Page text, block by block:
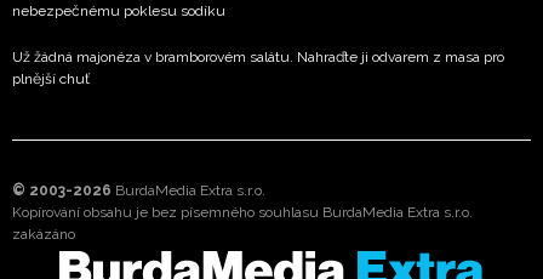
nebezpečnému poklesu sodíku
Už žádná majonéza v bramborovém salátu. Nahraďte ji odvarem z masa pro
plnější chuť
© 2003-2026 BurdaMedia Extra s.r.o.
Kopírování obsahu je bez písemného souhlasu BurdaMedia Extra s.r.o.
zakázáno